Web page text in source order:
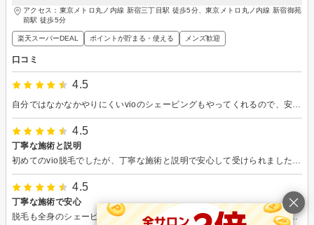
アクセス：東京メトロ丸ノ内線 新宿三丁目駅 徒歩5分、東京メトロ丸ノ内線 新宿御苑
前駅 徒歩5分
楽天スーパーDEAL ポイントが貯まる・使える メンズ歓迎
口コミ
4.5
自分ではなかなかやりにくいvioのシェービングもやってくれるので、安心して行くことができます。施術も丁寧にやってくれるので安心です。
4.5
丁寧な施術と説明
初めてのvio脱毛でしたが、丁寧な施術と説明で安心して受けられました。効果は期間が経たないとわかりませんが、また受けてみたいです。
4.5
丁寧な施術で安心
脱毛も全身のシェービングも初体験だったのですが親切なガイダンスと丁寧な施術で安心してお任せでき、 気がつけばほぼずっと微笑状態で施術を受けている自分がいました。 服を着る時に足を見たら自分の足じゃないかのように期待通りツルツルでした